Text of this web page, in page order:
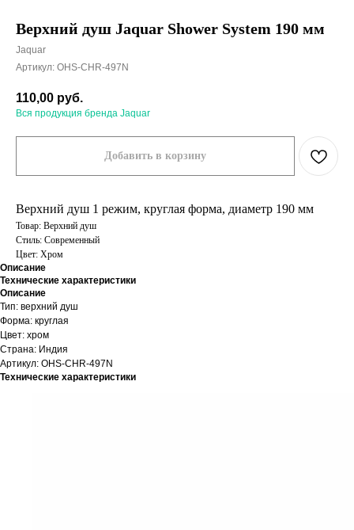
Верхний душ Jaquar Shower System 190 мм
Jaquar
Артикул: OHS-CHR-497N
110,00 руб.
Вся продукция бренда Jaquar
Добавить в корзину
Верхний душ 1 режим, круглая форма, диаметр 190 мм
Товар: Верхний душ
Стиль: Современный
Цвет: Хром
Описание
Технические характеристики
Описание
Тип: верхний душ
Форма: круглая
Цвет: хром
Страна: Индия
Артикул: OHS-CHR-497N
Технические характеристики